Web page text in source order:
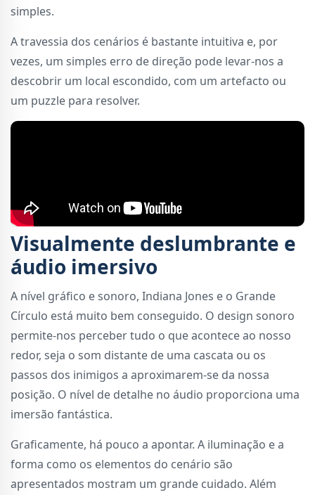
simples.
A travessia dos cenários é bastante intuitiva e, por
vezes, um simples erro de direção pode levar-nos a
descobrir um local escondido, com um artefacto ou
um puzzle para resolver.
Visualmente deslumbrante e
áudio imersivo
A nível gráfico e sonoro, Indiana Jones e o Grande
Círculo está muito bem conseguido. O design sonoro
permite-nos perceber tudo o que acontece ao nosso
redor, seja o som distante de uma cascata ou os
passos dos inimigos a aproximarem-se da nossa
posição. O nível de detalhe no áudio proporciona uma
imersão fantástica.
Graficamente, há pouco a apontar. A iluminação e a
forma como os elementos do cenário são
apresentados mostram um grande cuidado. Além